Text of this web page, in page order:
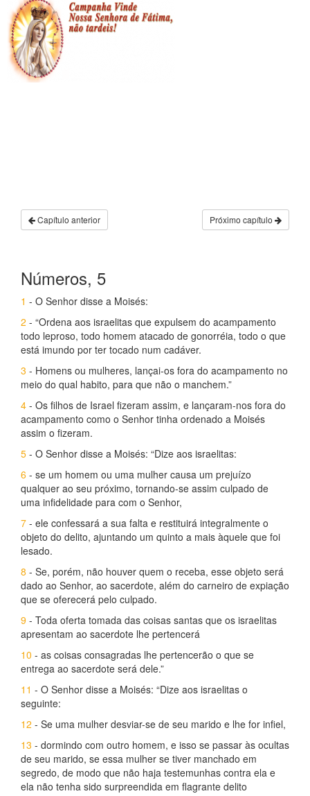
Capítulo anterior Próximo capítulo
Números, 5
1 - O Senhor disse a Moisés:
2 - “Ordena aos israelitas que expulsem do acampamento
todo leproso, todo homem atacado de gonorréia, todo o que
está imundo por ter tocado num cadáver.
3 - Homens ou mulheres, lançai-os fora do acampamento no
meio do qual habito, para que não o manchem.”
4 - Os filhos de Israel fizeram assim, e lançaram-nos fora do
acampamento como o Senhor tinha ordenado a Moisés
assim o fizeram.
5 - O Senhor disse a Moisés: “Dize aos israelitas:
6 - se um homem ou uma mulher causa um prejuízo
qualquer ao seu próximo, tornando-se assim culpado de
uma infidelidade para com o Senhor,
7 - ele confessará a sua falta e restituirá integralmente o
objeto do delito, ajuntando um quinto a mais àquele que foi
lesado.
8 - Se, porém, não houver quem o receba, esse objeto será
dado ao Senhor, ao sacerdote, além do carneiro de expiação
que se oferecerá pelo culpado.
9 - Toda oferta tomada das coisas santas que os israelitas
apresentam ao sacerdote lhe pertencerá
10 - as coisas consagradas lhe pertencerão o que se
entrega ao sacerdote será dele.”
11 - O Senhor disse a Moisés: “Dize aos israelitas o
seguinte:
12 - Se uma mulher desviar-se de seu marido e lhe for infiel,
13 - dormindo com outro homem, e isso se passar às ocultas
de seu marido, se essa mulher se tiver manchado em
segredo, de modo que não haja testemunhas contra ela e
ela não tenha sido surpreendida em flagrante delito